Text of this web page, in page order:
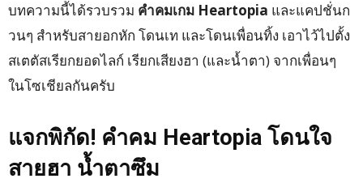
บทความนี้ได้รวบรวม คำคมเกม Heartopia และแคปชั่นก
วนๆ สำหรับสายอกหัก โดนเท และโดนเพื่อนทิ้ง เอาไว้ไปตั้ง
สเตตัสเรียกยอดไลก์ เรียกเสียงฮา (และน้ำตา) จากเพื่อนๆ
ในโซเชียลกันครับ
แจกพิกัด! คำคม Heartopia โดนใจ
สายฮา น้ำตาซึม